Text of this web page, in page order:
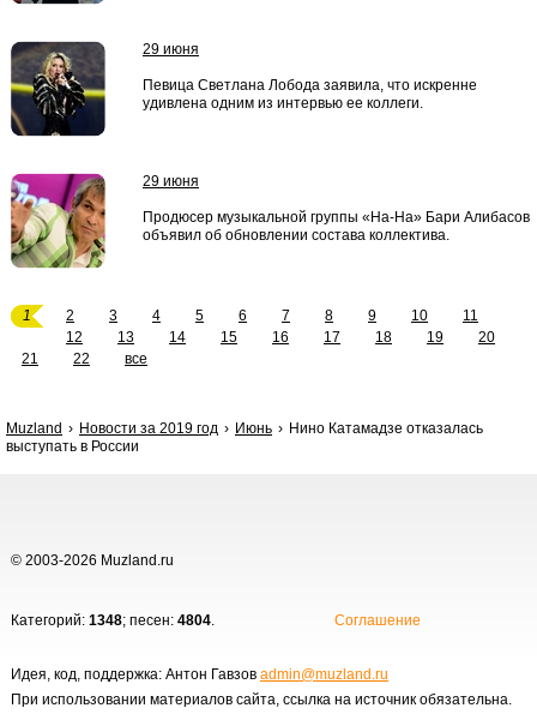
29 июня
Певица Светлана Лобода заявила, что искренне
удивлена одним из интервью ее коллеги.
29 июня
Продюсер музыкальной группы «На-На» Бари Алибасов
объявил об обновлении состава коллектива.
1 2 3 4 5 6 7 8 9 10
11
12
13 14 15 16 17 18 19
20
21
22 все
Muzland Новости за 2019 год Июнь
Нино Катамадзе отказалась
выступать в России
© 2003-2026 Muzland.ru
Категорий: 1348; песен: 4804. Соглашение
Идея, код, поддержка: Антон Гавзов admin@muzland.ru
При использовании материалов сайта, ссылка на источник обязательна.